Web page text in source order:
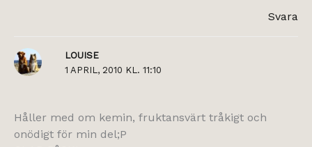
Svara
LOUISE
1 APRIL, 2010 KL. 11:10
Håller med om kemin, fruktansvärt tråkigt och
onödigt för min del;P